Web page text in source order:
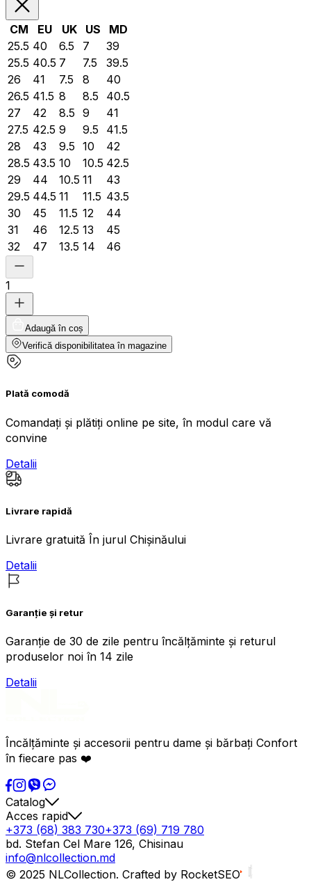
CM EU UK US
MD
25.5 40 6.5 7
39
25.5 40.5 7 7.5
39.5
26
41 7.5 8
40
26.5 41.5 8 8.5
40.5
27
42 8.5 9
41
27.5 42.5 9 9.5
41.5
28
43 9.5 10
42
28.5 43.5 10 10.5 42.5
29
44 10.5 11
43
29.5 44.5 11 11.5 43.5
30
45 11.5 12
44
31
46 12.5 13
45
32
47 13.5 14 46
1
Adaugă în coș
Verifică disponibilitatea în magazine
Plată comodă
Comandați și plătiți online pe site, în modul care vă
convine
Detalii
Livrare rapidă
Livrare gratuită În jurul Chișinăului
Detalii
Garanție și retur
Garanție de 30 de zile pentru încălțăminte și returul
produselor noi în 14 zile
Detalii
Încălțăminte și accesorii pentru dame și bărbați Confort
în fiecare pas ❤️
Catalog
Acces rapid
+373 (68) 383 730+373 (69) 719 780
bd. Stefan Cel Mare 126, Chisinau
info@nlcollection.md
© 2025 NLCollection. Crafted by RocketSEO